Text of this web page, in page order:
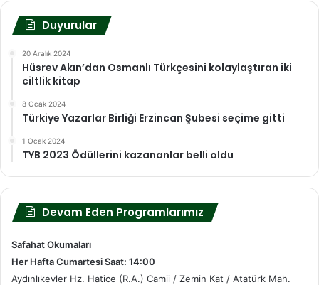
Duyurular
20 Aralık 2024
Hüsrev Akın’dan Osmanlı Türkçesini kolaylaştıran iki
ciltlik kitap
8 Ocak 2024
Türkiye Yazarlar Birliği Erzincan Şubesi seçime gitti
1 Ocak 2024
TYB 2023 Ödüllerini kazananlar belli oldu
Devam Eden Programlarımız
Safahat Okumaları
Her Hafta Cumartesi Saat: 14:00
Aydınlıkevler Hz. Hatice (R.A.) Camii / Zemin Kat / Atatürk Mah.